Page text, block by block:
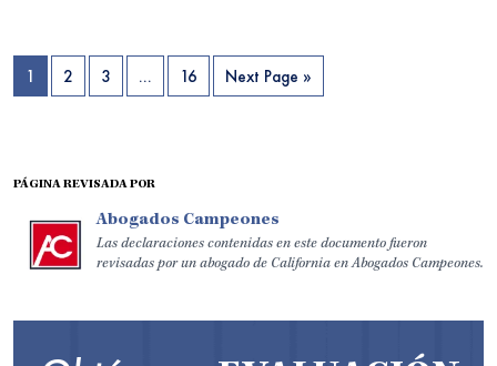
1 2 3 … 16 Next Page »
PÁGINA REVISADA POR
Abogados Campeones
Las declaraciones contenidas en este documento fueron
revisadas por un abogado de California en Abogados Campeones.